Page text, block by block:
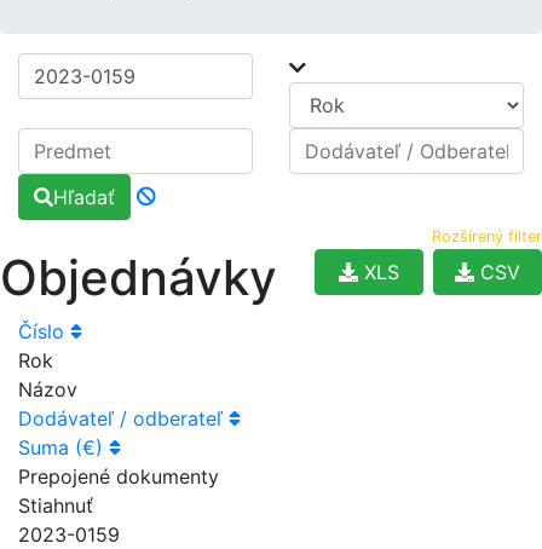
Hľadať
Rozšírený filter
Objednávky CSV
XLS
Číslo
Rok
Názov
Dodávateľ / odberateľ
Suma (€)
Prepojené dokumenty
Stiahnuť
2023-0159